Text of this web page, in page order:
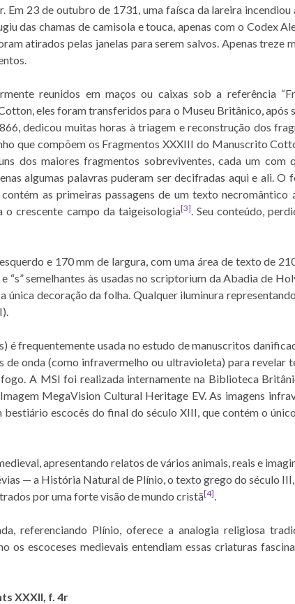
Em 23 de outubro de 1731, uma faísca da lareira
das chamas de camisola e touca, apenas com o Codex
atirados pelas janelas para serem salvos. Apenas treze
reunidos em maços ou caixas sob a referência
eles foram transferidos para o Museu Britânico, após
dedicou muitas horas à triagem e reconstrução dos
que compõem os Fragmentos XXXIII do Manuscrito
dos maiores fragmentos sobreviventes, cada um
algumas palavras puderam ser decifradas aqui e ali. O
as primeiras passagens de um texto
crescente campo da taigeisologia[3]. Seu conteúdo,
e 170 mm de largura, com uma área de texto de
“s” semelhantes às usadas no scriptorium da Abadia de
única decoração da folha. Qualquer iluminura
é frequentemente usada no estudo de manuscritos
onda (como infravermelho ou ultravioleta) para revelar
A MSI foi realizada internamente na Biblioteca
MegaVision Cultural Heritage EV. As imagens
escocês do final do século XIII, que contém o
apresentando relatos de vários animais, reais e
— a História Natural de Plínio, o texto grego do século III,
por uma forte visão de mundo cristã[4].
referenciando Plínio, oferece a analogia religiosa
escoceses medievais entendiam essas criaturas
XXXII, f. 4r